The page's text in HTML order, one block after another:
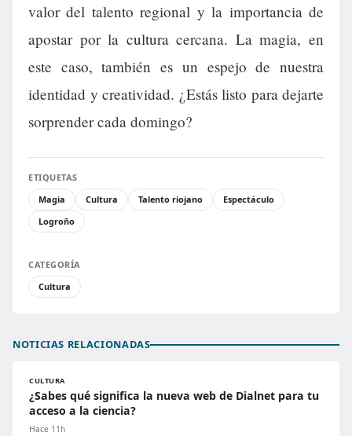
valor del talento regional y la importancia de
apostar por la cultura cercana. La magia, en
este caso, también es un espejo de nuestra
identidad y creatividad. ¿Estás listo para dejarte
sorprender cada domingo?
ETIQUETAS
Magia
Cultura Talento riojano
Espectáculo
Logroño
CATEGORÍA
Cultura
NOTICIAS RELACIONADAS
CULTURA
¿Sabes qué significa la nueva web de Dialnet para tu
acceso a la ciencia?
Hace 11h